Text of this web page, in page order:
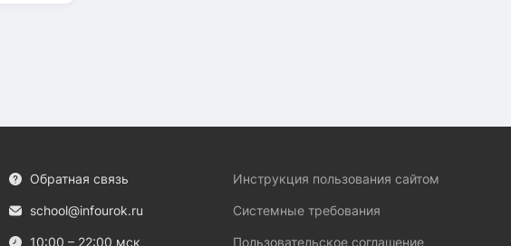
Обратная связь
school@infourok.ru
10:00 – 22:00 мск
Инструкция пользования сайтом
Системные требования
Пользовательское соглашение